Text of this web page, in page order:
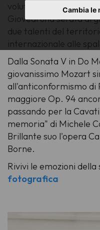
Cambia le
voluto dallo stesso
Giovedì una serata di
due talenti del
internazionale alle
Dalla Sonata V in Do
giovanissimo Mozart
all'anticonformismo di
maggiore Op. 94
passando per la
memoria" di Michele
Brillante suo l'opera
Borne.
Rivivi le emozioni
fotografica